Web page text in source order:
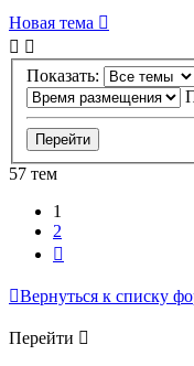
Новая тема
Показать:
57 тем
1
2
Вернуться к списку
Перейти